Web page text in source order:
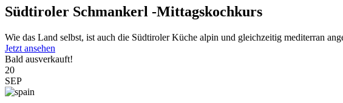
Südtiroler Schmankerl -Mittagskochkurs
Wie das Land selbst, ist auch die Südtiroler Küche alpin und gleichzeitig mediterran
Jetzt ansehen
Bald ausverkauft!
20
SEP